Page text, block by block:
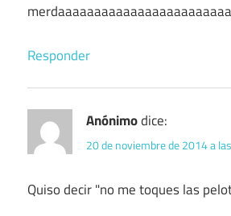
Responder
Anónimodice:
20 de noviembre de 2014 a
Quiso decir "no me toques las